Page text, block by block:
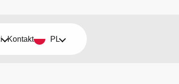
Kontakt PL